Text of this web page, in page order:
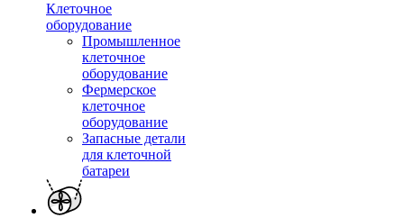
Клеточное
оборудование
Промышленное
клеточное
оборудование
Фермерское
клеточное
оборудование
Запасные детали
для клеточной
батареи